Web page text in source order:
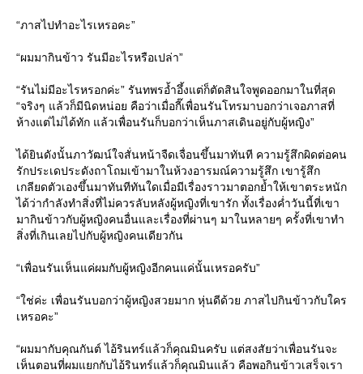
“ภาสไปทำอะไรเหรอคะ”
“ผมมากินข้าว รันมีอะไรหรือเปล่า”
“รันไม่มีอะไรหรอกค่ะ” รันทพรอ้ำอึ้งแต่ก็ตัดสินใจพูดออกมาในที่สุด
“จริงๆ แล้วก็มีนิดหน่อย คือว่าเมื่อกี๊เพื่อนรันโทรมาบอกว่าเจอภาสที่
ห้างแต่ไม่ได้ทัก แล้วเพื่อนรันก็บอกว่าเห็นภาสเดินอยู่กับผู้หญิง”
ได้ยินดังนั้นภาวัฒน์ใจสั่นหน้าจืดเจื่อนขึ้นมาทันที ความรู้สึกผิดต่อคน
รักประเดประดังถาโถมเข้ามาในห้วงอารมณ์ความรู้สึก เขารู้สึก
เกลียดตัวเองขึ้นมาทันทีทันใดเมื่อมีเรื่องราวมาตอกย้ำให้เขาตระหนัก
ได้ว่ากำลังทำสิ่งที่ไม่ควรลับหลังผู้หญิงที่เขารัก ทั้งเรื่องค่ำวันนี้ที่เขา
มากินข้าวกับผู้หญิงคนอื่นและเรื่องที่ผ่านๆ มาในหลายๆ ครั้งที่เขาทำ
สิ่งที่เกินเลยไปกับผู้หญิงคนเดียวกัน
“เพื่อนรันเห็นแค่ผมกับผู้หญิงอีกคนแค่นั้นเหรอครับ”
“ใช่ค่ะ เพื่อนรันบอกว่าผู้หญิงสวยมาก หุ่นดีด้วย ภาสไปกินข้าวกับใคร
เหรอคะ”
“ผมมากับคุณกันต์ ไอ้รินทร์แล้วก็คุณมินครับ แต่สงสัยว่าเพื่อนรันจะ
เห็นตอนที่ผมแยกกับไอ้รินทร์แล้วก็คุณมินแล้ว คือพอกินข้าวเสร็จเรา